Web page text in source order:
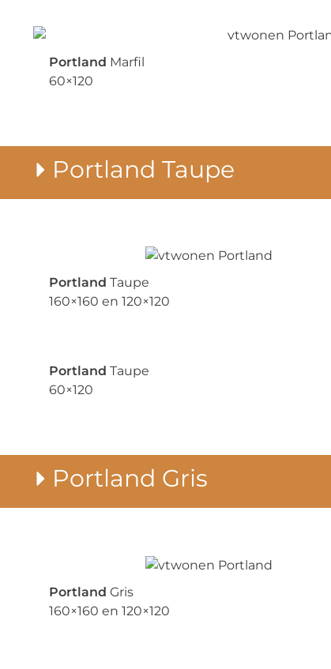
Portland Marfil
60×120
Portland Taupe
Portland Taupe
160×160 en 120×120
Portland Taupe
60×120
Portland Gris
Portland Gris
160×160 en 120×120